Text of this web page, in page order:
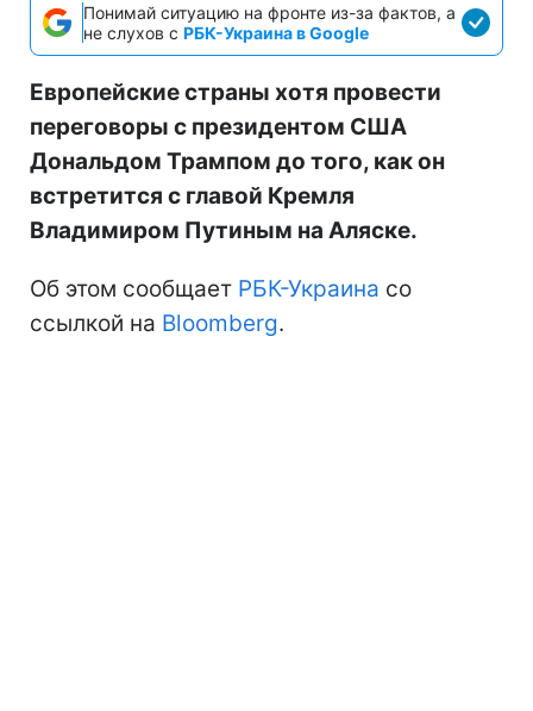
Понимай ситуацию на фронте из-за фактов, а
не слухов с РБК-Украина в Google
Европейские страны хотя провести
переговоры с президентом США
Дональдом Трампом до того, как он
встретится с главой Кремля
Владимиром Путиным на Аляске.
Об этом сообщает РБК-Украина со
ссылкой на Bloomberg.